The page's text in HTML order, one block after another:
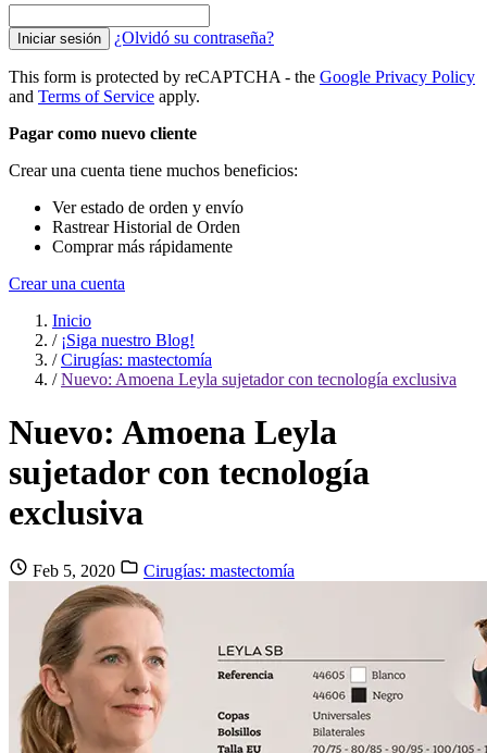
Iniciar sesión ¿Olvidó su contraseña?
This form is protected by reCAPTCHA - the Google Privacy Policy
and Terms of Service apply.
Pagar como nuevo cliente
Crear una cuenta tiene muchos beneficios:
Ver estado de orden y envío
Rastrear Historial de Orden
Comprar más rápidamente
Crear una cuenta
Inicio
/ ¡Siga nuestro Blog!
/ Cirugías: mastectomía
/ Nuevo: Amoena Leyla sujetador con tecnología exclusiva
Nuevo: Amoena Leyla
sujetador con tecnología
exclusiva
Feb 5, 2020 Cirugías: mastectomía